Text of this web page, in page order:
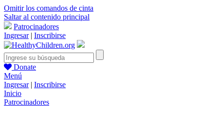
Omitir los comandos de cinta
Saltar al contenido principal
Patrocinadores
Ingresar| Inscribirse
Donate
Menú
Ingresar| Inscribirse
Inicio
Patrocinadores